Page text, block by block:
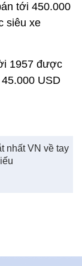
tới 450.000
siêu xe
1957 được
USD
nhất VN về tay